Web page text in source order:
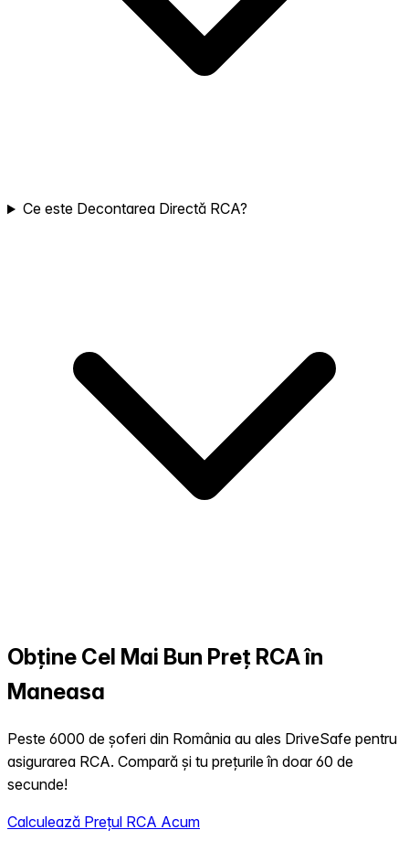
Ce este Decontarea Directă RCA?
Obține Cel Mai Bun Preț RCA în
Maneasa
Peste 6000 de șoferi din România au ales DriveSafe pentru
asigurarea RCA. Compară și tu prețurile în doar 60 de
secunde!
Calculează Prețul RCA Acum